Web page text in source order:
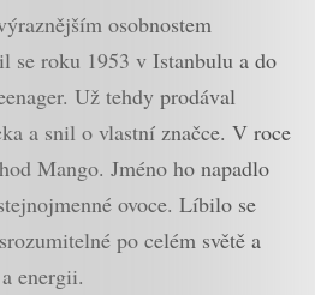
osobnostem
se roku 1953 v Istanbulu a do
Už tehdy prodával
a snil o vlastní značce. V roce
Mango. Jméno ho napadlo
ovoce. Líbilo se
po celém světě a
energii.